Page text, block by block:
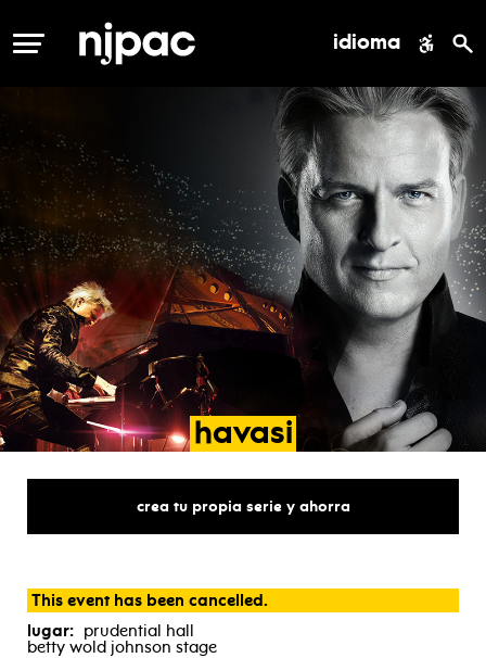
MENÚ idioma
havasi
crea tu propia serie y ahorra
This event has been cancelled.
lugar: prudential hall
betty wold johnson stage